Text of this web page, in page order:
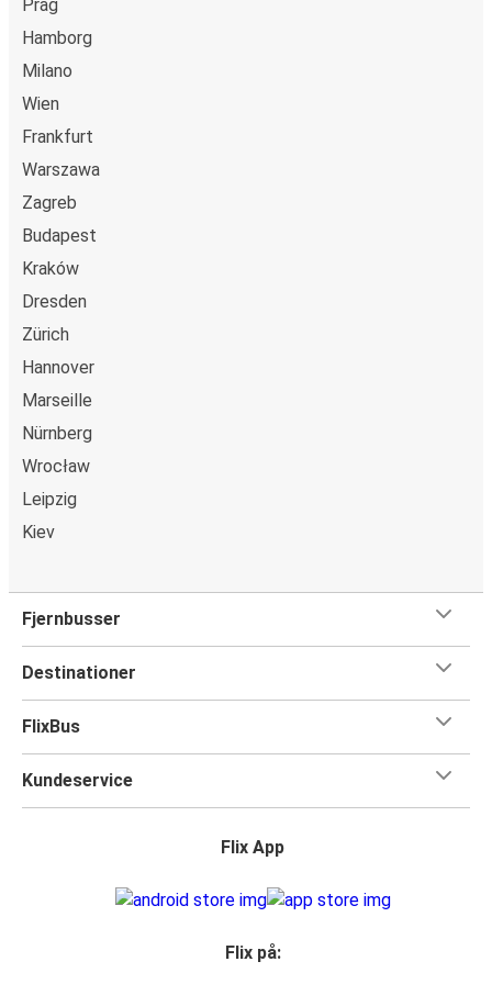
Prag
Hamborg
Milano
Wien
Frankfurt
Warszawa
Zagreb
Budapest
Kraków
Dresden
Zürich
Hannover
Marseille
Nürnberg
Wrocław
Leipzig
Kiev
Fjernbusser
Destinationer
FlixBus
Kundeservice
Flix App
Flix på: